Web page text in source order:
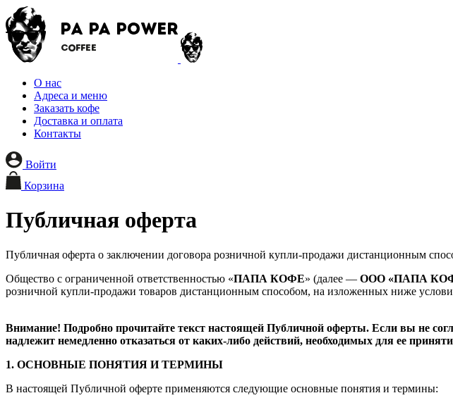
О нас
Адреса и меню
Заказать кофе
Доставка и оплата
Контакты
Войти
Корзина
Публичная оферта
Публичная оферта о заключении договора розничной купли-продажи дистанционным
Общество с ограниченной ответственностью «ПАПА КОФЕ» (далее — ООО «ПАПА
розничной купли-продажи товаров дистанционным способом, на изложенных ниже
Внимание! Подробно прочитайте текст настоящей Публичной оферты. Если вы не
надлежит немедленно отказаться от каких-либо действий, необходимых для ее
1. ОСНОВНЫЕ ПОНЯТИЯ И ТЕРМИНЫ
В настоящей Публичной оферте применяются следующие основные понятия и термины: